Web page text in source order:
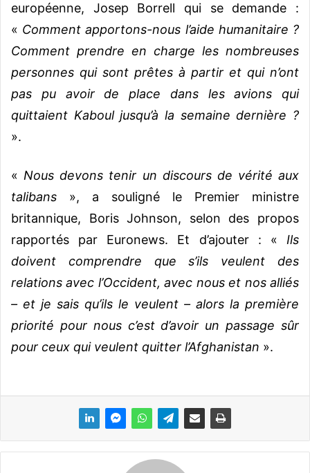
européenne, Josep Borrell qui se demande :
« Comment apportons-nous l’aide humanitaire ?
Comment prendre en charge les nombreuses
personnes qui sont prêtes à partir et qui n’ont
pas pu avoir de place dans les avions qui
quittaient Kaboul jusqu’à la semaine dernière ?
».
«Nous devons tenir un discours de vérité aux
talibans », a souligné le Premier ministre
britannique, Boris Johnson, selon des propos
rapportés par Euronews. Et d’ajouter : « Ils
doivent comprendre que s’ils veulent des
relations avec l’Occident, avec nous et nos alliés
– et je sais qu’ils le veulent – alors la première
priorité pour nous c’est d’avoir un passage sûr
pour ceux qui veulent quitter l’Afghanistan ».